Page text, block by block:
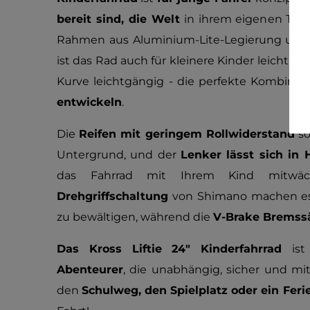
bereit sind, die Weltin ihrem eigenen
Rahmen aus Aluminium-Lite-Legierung
ist das Rad auch für kleinere Kinder leicht zu
Kurve leichtgängig - die perfekte
entwickeln.
Die Reifen mit geringem Rollwiderstand
Untergrund, und der Lenker lässt sich in
das Fahrrad mit Ihrem Kind
Drehgriffschaltungvon Shimano machen
zu bewältigen, während die V-Brake
Das Kross Liftie 24" Kinderfahrrad
Abenteurer, die unabhängig, sicher und
denSchulweg, den Spielplatz oder ein